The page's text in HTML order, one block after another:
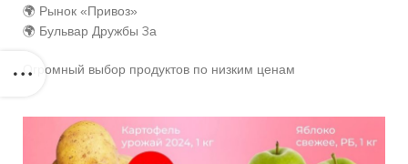
🌍 Рынок «Привоз»
🌍 Бульвар Дружбы 3а
Огромный выбор продуктов по низким ценам